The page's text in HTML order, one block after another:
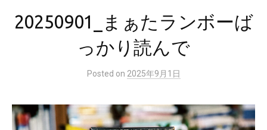
20250901_まぁたランボーば
っかり読んで
Posted on 2025年9月1日